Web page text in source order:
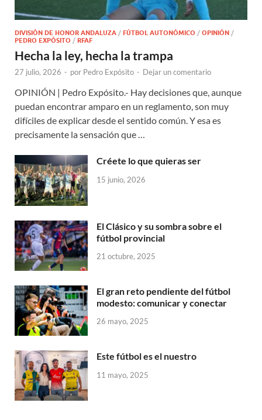
DIVISIÓN DE HONOR ANDALUZA / FÚTBOL AUTONÓMICO / OPINIÓN /
PEDRO EXPÓSITO / RFAF
Hecha la ley, hecha la trampa
27 julio, 2026 - por Pedro Expósito - Dejar un comentario
OPINIÓN | Pedro Expósito.- Hay decisiones que, aunque
puedan encontrar amparo en un reglamento, son muy
difíciles de explicar desde el sentido común. Y esa es
precisamente la sensación que …
Créete lo que quieras ser
15 junio, 2026
El Clásico y su sombra sobre el
fútbol provincial
21 octubre, 2025
El gran reto pendiente del fútbol
modesto: comunicar y conectar
26 mayo, 2025
Este fútbol es el nuestro
11 mayo, 2025